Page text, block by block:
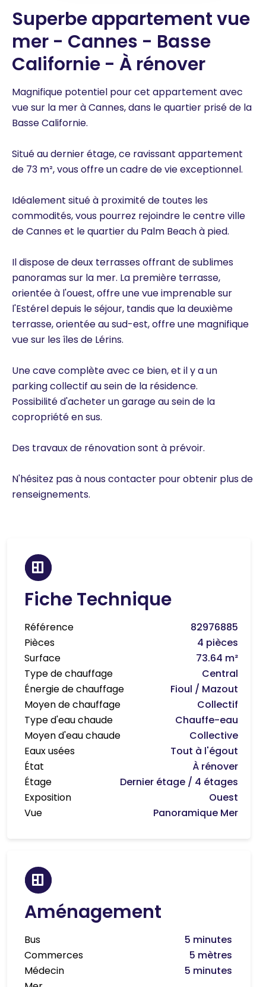
Superbe appartement vue
mer - Cannes - Basse
Californie - À rénover
Magnifique potentiel pour cet appartement avec
vue sur la mer à Cannes, dans le quartier prisé de la
Basse Californie.
Situé au dernier étage, ce ravissant appartement
de 73 m², vous offre un cadre de vie exceptionnel.
Idéalement situé à proximité de toutes les
commodités, vous pourrez rejoindre le centre ville
de Cannes et le quartier du Palm Beach à pied.
Il dispose de deux terrasses offrant de sublimes
panoramas sur la mer. La première terrasse,
orientée à l'ouest, offre une vue imprenable sur
l'Estérel depuis le séjour, tandis que la deuxième
terrasse, orientée au sud-est, offre une magnifique
vue sur les îles de Lérins.
Une cave complète avec ce bien, et il y a un
parking collectif au sein de la résidence.
Possibilité d'acheter un garage au sein de la
copropriété en sus.
Des travaux de rénovation sont à prévoir.
N'hésitez pas à nous contacter pour obtenir plus de
renseignements.
Fiche Technique
Référence
82976885
Pièces
4 pièces
Surface
73.64 m²
Type de chauffage
Central
Énergie de chauffage
Fioul / Mazout
Moyen de chauffage
Collectif
Type d'eau chaude
Chauffe-eau
Moyen d'eau chaude
Collective
Eaux usées
Tout à l'égout
État
À rénover
Étage
Dernier étage / 4 étages
Exposition
Ouest
Vue
Panoramique Mer
Aménagement
Bus
5 minutes
Commerces
5 mètres
Médecin
5 minutes